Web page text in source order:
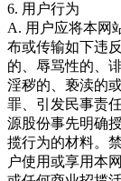
6. 用户行为
A. 用户应将本网
布或传输如下违
的、辱骂性的、
淫秽的、亵渎的
罪、引发民事责
源股份事先明确
揽行为的材料。
户使用或享用本